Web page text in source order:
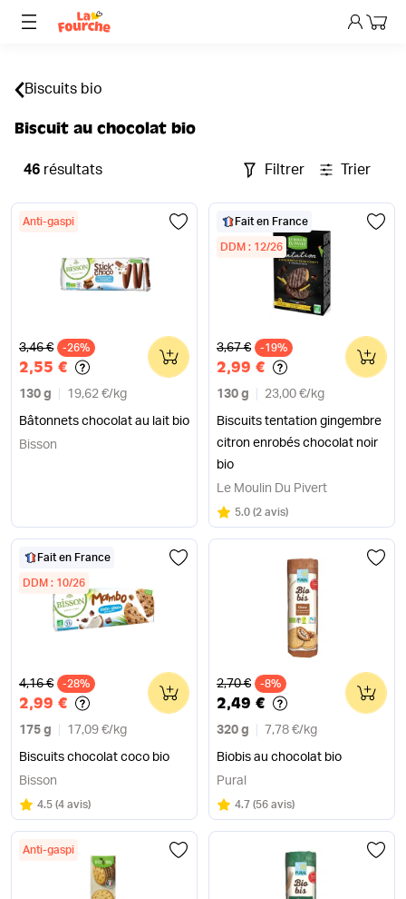
Mon
Biscuits bio
Biscuit au chocolat bio
46 résultats Filtrer Trier
Anti-gaspi
Ancien prix
3,46 € -26%
2,55 €
130 g 19,62 €/ kg
Bâtonnets chocolat au lait bio
0
Bisson
Fait en France
DDM : 12/26
Ancien prix
3,67 € -19%
2,99 €
130 g 23,00 €/ kg
Biscuits tentation gingembre
citron enrobés chocolat noir
bio
0
Le Moulin Du Pivert
Note
5.0 sur 5
(2 avis)
Fait en France
DDM : 10/26
Ancien prix
4,16 € -28%
2,99 €
175 g 17,09 €/ kg
Biscuits chocolat coco bio
0
Bisson
Note
4.5 sur 5
(4 avis)
Ancien prix
2,70 € -8%
2,49 €
320 g 7,78 €/ kg
Biobis au chocolat bio
0
Pural
Note
4.7 sur 5
(56 avis)
Anti-gaspi